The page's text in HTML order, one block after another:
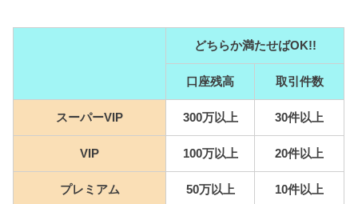
どちらか満たせばOK!!
口座残高 取引件数
スーパーVIP 300万以上 30件以上
VIP 100万以上 20件以上
プレミアム 50万以上 10件以上